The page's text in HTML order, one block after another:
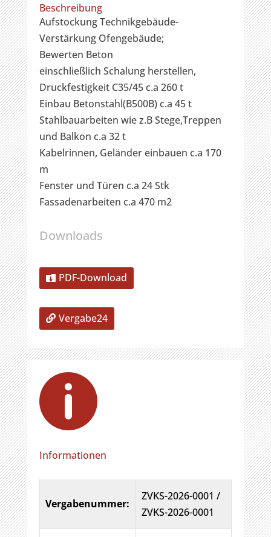
Beschreibung
Aufstockung Technikgebäude-
Verstärkung Ofengebäude;
Bewerten Beton
einschließlich Schalung herstellen,
Druckfestigkeit C35/45 c.a 260 t
Einbau Betonstahl(B500B) c.a 45 t
Stahlbauarbeiten wie z.B Stege,Treppen
und Balkon c.a 32 t
Kabelrinnen, Geländer einbauen c.a 170
m
Fenster und Türen c.a 24 Stk
Fassadenarbeiten c.a 470 m2
Downloads
PDF-Download
Vergabe24

Informationen
Vergabenummer:
ZVKS-2026-0001 /
ZVKS-2026-0001